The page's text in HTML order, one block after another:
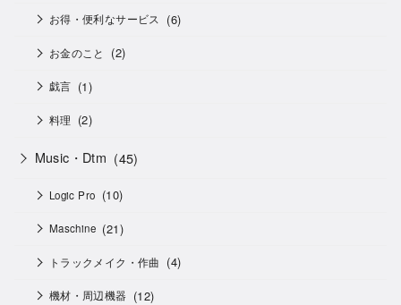
お得・便利なサービス (6)
お金のこと (2)
戯言 (1)
料理 (2)
Music・Dtm (45)
Logic Pro (10)
Maschine (21)
トラックメイク・作曲 (4)
機材・周辺機器 (12)